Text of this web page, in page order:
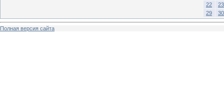
22
23
29
30
Полная версия сайта